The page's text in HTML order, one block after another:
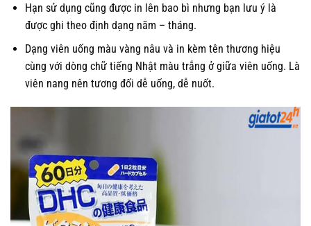
Hạn sử dụng cũng được in lên bao bì nhưng bạn lưu ý là
được ghi theo định dạng năm – tháng.
Dạng viên uống màu vàng nâu và in kèm tên thương hiệu
cùng với dòng chữ tiếng Nhật màu trắng ở giữa viên uống. Là
viên nang nên tương đối dễ uống, dễ nuốt.